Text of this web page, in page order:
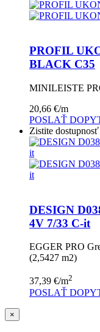
PROFIL
BLACK C35
MINILEISTE
20,66 €/m
POSLAŤ
Zistite dostupnosť
DESIGN
4V 7/33 C-it
EGGER PRO
(2,5427 m2)
37,39 €/m2
POSLAŤ
×